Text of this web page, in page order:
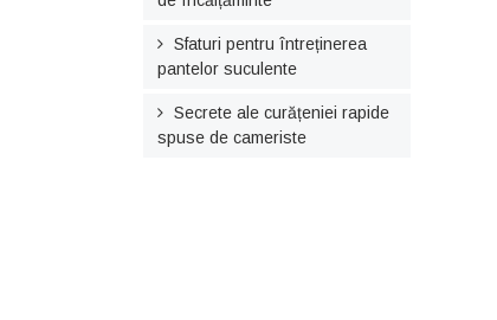
Sfaturi pentru întreținerea
pantelor suculente
Secrete ale curățeniei rapide
spuse de cameriste